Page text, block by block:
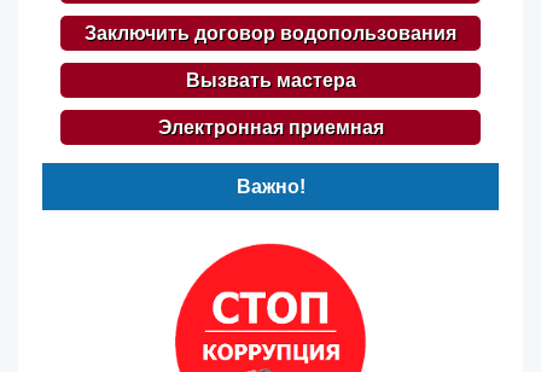
Заключить договор водопользования
Вызвать мастера
Электронная приемная
Важно!